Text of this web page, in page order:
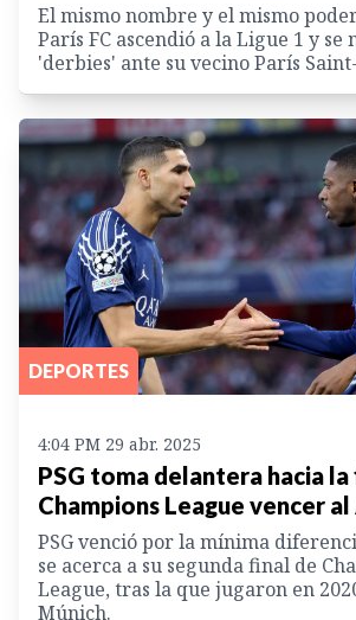
El mismo nombre y el mismo
París FC ascendió a la Ligue 1 y se
'derbies' ante su vecino París
DEPORTES
4:04 PM 29 abr. 2025
PSG toma delantera hacia la
Champions League vencer
PSG venció por la mínima
se acerca a su segunda final de
League, tras la que jugaron en
Múnich.